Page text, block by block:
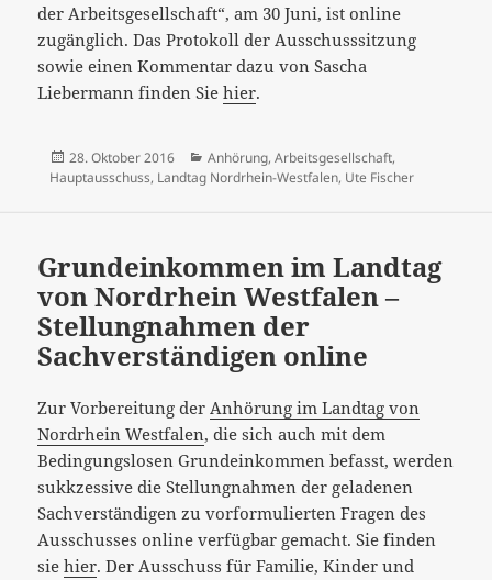
der Arbeitsgesellschaft“, am 30 Juni, ist online
zugänglich. Das Protokoll der Ausschusssitzung
sowie einen Kommentar dazu von Sascha
Liebermann finden Siehier.
Veröffentlicht
am
28. Oktober 2016 Kategorien
Anhörung, Arbeitsgesellschaft,
Hauptausschuss, Landtag Nordrhein-Westfalen, Ute Fischer
Grundeinkommen im Landtag
von Nordrhein Westfalen –
Stellungnahmen der
Sachverständigen online
Zur Vorbereitung der Anhörung im Landtag von
Nordrhein Westfalen, die sich auch mit dem
Bedingungslosen Grundeinkommen befasst, werden
sukkzessive die Stellungnahmen der geladenen
Sachverständigen zu vorformulierten Fragen des
Ausschusses online verfügbar gemacht. Sie finden
siehier. Der Ausschuss für Familie, Kinder und